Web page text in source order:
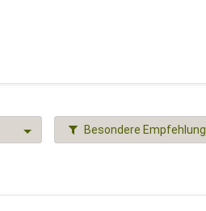
Besondere Empfehlung